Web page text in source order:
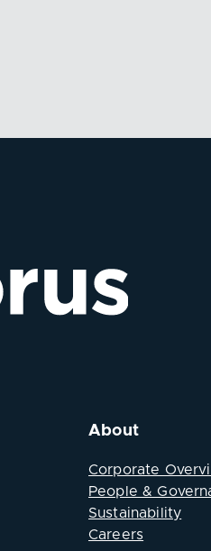
About
Corporate
People &
Sustainability
Careers